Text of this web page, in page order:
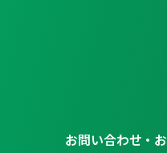
お問い合わせ・